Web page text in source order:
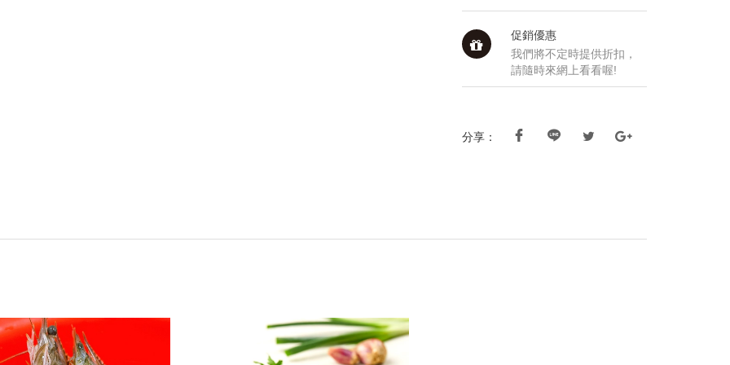
促銷優惠
我們將不定時提供折扣，
請隨時來網上看看喔!
分享：